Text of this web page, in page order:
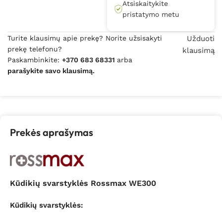
Atsiskaitykite
pristatymo metu
Turite klausimų apie prekę? Norite užsisakyti
prekę telefonu?
Paskambinkite: +370 683 68331 arba
parašykite savo klausimą.
Užduoti
klausimą
Prekės aprašymas
Kūdikių svarstyklės Rossmax WE300
Kūdikių svarstyklės: